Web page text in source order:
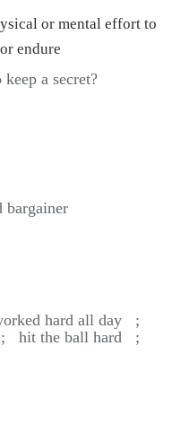
or mental effort to
endure
a secret?
bargainer
hard all day ;
hit the ball hard ;